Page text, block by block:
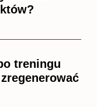
treningu